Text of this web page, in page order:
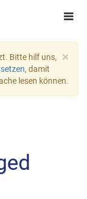
×
Bitte hilf uns,
, damit
lesen können.